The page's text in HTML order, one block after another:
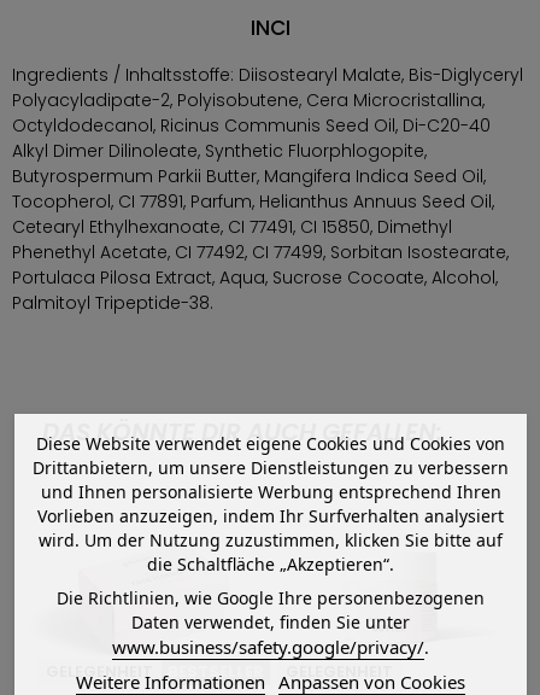
INCI
Ingredients / Inhaltsstoffe: Diisostearyl Malate, Bis-Diglyceryl
Polyacyladipate-2, Polyisobutene, Cera Microcristallina,
Octyldodecanol, Ricinus Communis Seed Oil, Di-C20-40
Alkyl Dimer Dilinoleate, Synthetic Fluorphlogopite,
Butyrospermum Parkii Butter, Mangifera Indica Seed Oil,
Tocopherol, CI 77891, Parfum, Helianthus Annuus Seed Oil,
Cetearyl Ethylhexanoate, CI 77491, CI 15850, Dimethyl
Phenethyl Acetate, CI 77492, CI 77499, Sorbitan Isostearate,
Portulaca Pilosa Extract, Aqua, Sucrose Cocoate, Alcohol,
Palmitoyl Tripeptide-38.
DAS KÖNNTE DIR AUCH GEFALLEN:
GELEGENHEIT BESTSELLER
Diese Website verwendet eigene Cookies und Cookies von
Drittanbietern, um unsere Dienstleistungen zu verbessern
und Ihnen personalisierte Werbung entsprechend Ihren
Vorlieben anzuzeigen, indem Ihr Surfverhalten analysiert
wird. Um der Nutzung zuzustimmen, klicken Sie bitte auf
die Schaltfläche „Akzeptieren“.
Die Richtlinien, wie Google Ihre personenbezogenen
Daten verwendet, finden Sie unter
www.business/safety.google/privacy/.
Weitere Informationen Anpassen von Cookies